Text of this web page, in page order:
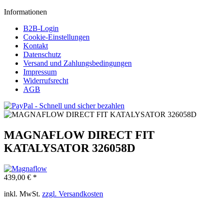
Informationen
B2B-Login
Cookie-Einstellungen
Kontakt
Datenschutz
Versand und Zahlungsbedingungen
Impressum
Widerrufsrecht
AGB
MAGNAFLOW DIRECT FIT
KATALYSATOR 326058D
439,00 € *
inkl. MwSt. zzgl. Versandkosten